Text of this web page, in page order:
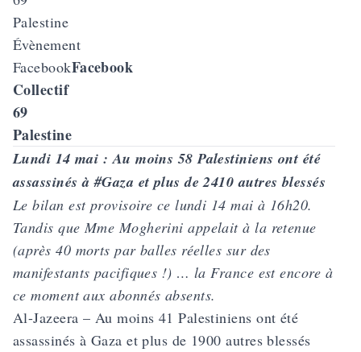
Évènement
FacebookFacebook
Collectif
69
Palestine
Lundi 14 mai : Au moins 58 Palestiniens ont été
assassinés à #Gaza et plus de 2410 autres blessés
Le bilan est provisoire ce lundi 14 mai à 16h20.
Tandis que Mme Mogherini appelait à la retenue
(après 40 morts par balles réelles sur des
manifestants pacifiques !) … la France est encore à
ce moment aux abonnés absents.
Al-Jazeera – Au moins 41 Palestiniens ont été
assassinés à Gaza et plus de 1900 autres blessés